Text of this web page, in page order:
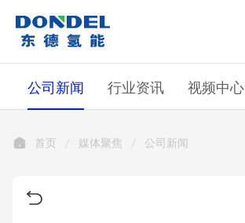
公司新闻 行业资讯 视频中心
首页 媒体聚焦 公司新闻